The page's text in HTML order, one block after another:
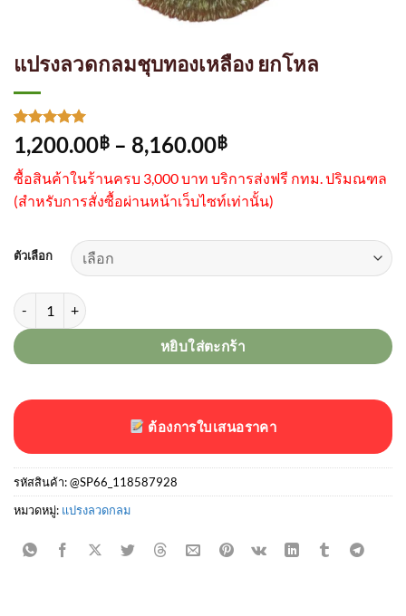
แปรงลวดกลมชุบทองเหลือง ยกโหล
ให้คะแนน
5จาก 5
คะแนนเต็ม
บน
1
การให้
คะแนน
ของลูกค้า
1,200.00฿ – 8,160.00฿Price
range:
1,200.00฿
through
ซื้อสินค้าในร้านครบ 3,000 บาท บริการส่งฟรี กทม. ปริมณฑล
(สำหรับการสั่งซื้อผ่านหน้าเว็บไซท์เท่านั้น)
ตัวเลือก
จำนวน แปรงลวดกลมชุบทองเหลือง ยกโหล ชิ้น
หยิบใส่ตะกร้า
ต้องการใบเสนอราคา
รหัสสินค้า:@SP66_118587928
หมวดหมู่: แปรงลวดกลม